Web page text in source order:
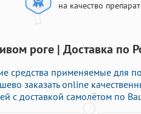
на качество
роге | Доставка по
средства применяемые для
заказать online
с доставкой самолётом по